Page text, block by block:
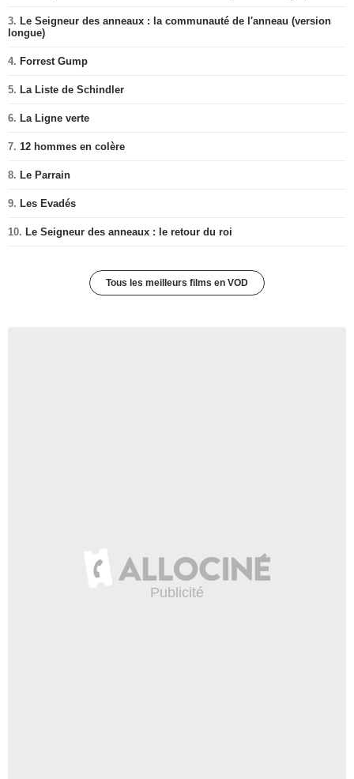
3. Le Seigneur des anneaux : la communauté de l'anneau (version
longue)
4. Forrest Gump
5. La Liste de Schindler
6. La Ligne verte
7. 12 hommes en colère
8. Le Parrain
9. Les Evadés
10. Le Seigneur des anneaux : le retour du roi
Tous les meilleurs films en VOD